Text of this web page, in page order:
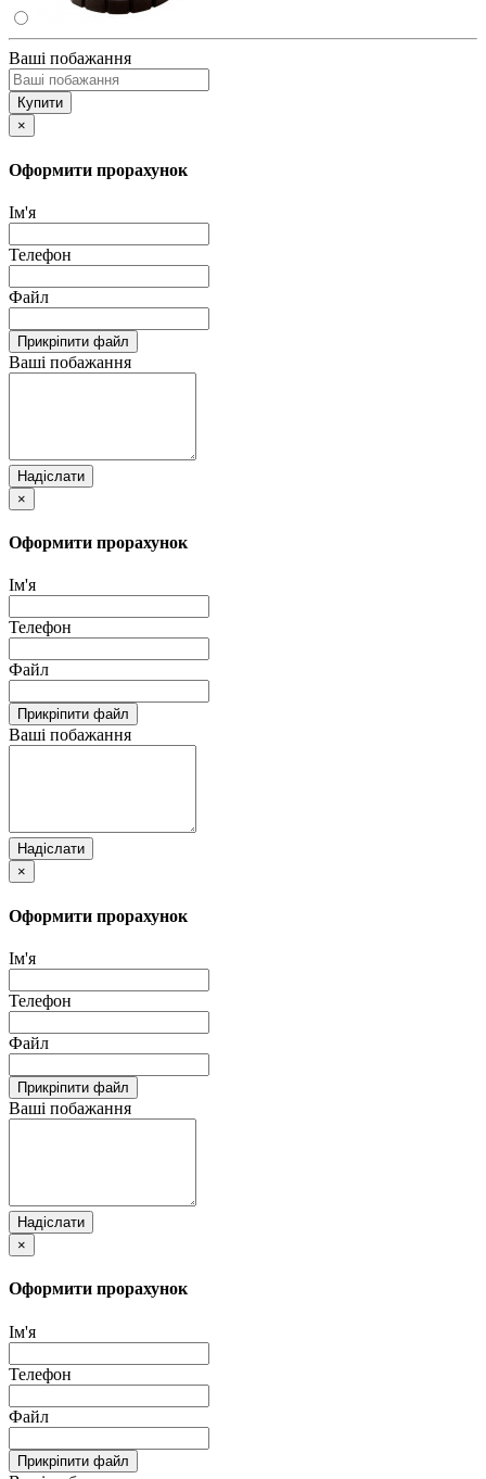
Ваші побажання
Купити
×
Оформити прорахунок
Iм'я
Телефон
Файл
Прикріпити файл
Ваші побажання
Надіслати
×
Оформити прорахунок
Ім'я
Телефон
Файл
Прикріпити файл
Ваші побажання
Надіслати
×
Оформити прорахунок
Ім'я
Телефон
Файл
Прикріпити файл
Ваші побажання
Надіслати
×
Оформити прорахунок
Ім'я
Телефон
Файл
Прикріпити файл